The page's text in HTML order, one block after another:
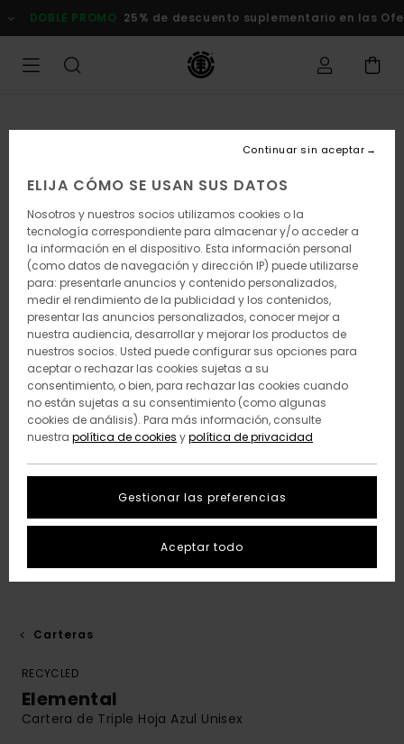
la
DOBLE PROMO 25% de descuento suplementario en las
Carteras
RECYCLED
Elemental
Cartera de Triple Hoja Azul Unisex
ELIJA CÓMO SE USAN SUS DATOS
Nosotros y nuestros socios utilizamos cookies o la
tecnología correspondiente para almacenar y/o acceder a
la información en el dispositivo. Esta información personal
(como datos de navegación y dirección IP) puede utilizarse
para: presentarle anuncios y contenido personalizados,
medir el rendimiento de la publicidad y los contenidos,
presentar las anuncios personalizados, conocer mejor a
nuestra audiencia, desarrollar y mejorar los productos de
nuestros socios. Usted puede configurar sus opciones para
aceptar o rechazar las cookies sujetas a su
consentimiento, o bien, para rechazar las cookies cuando
no están sujetas a su consentimiento (como algunas
cookies de análisis). Para más información, consulte
nuestra política de cookies ypolítica de privacidad
Gestionar las preferencias
Continuar sin aceptar
Aceptar todo